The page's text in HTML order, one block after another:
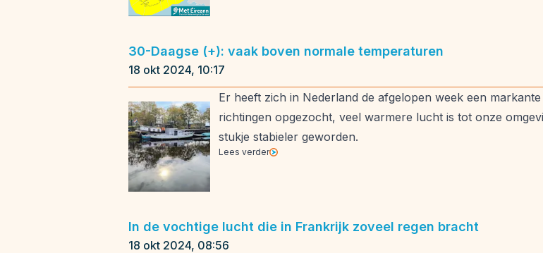
30-Daagse (+): vaak boven normale temperaturen
18 okt 2024, 10:17
Er heeft zich in Nederland de afgelopen week een
richtingen opgezocht, veel warmere lucht is tot onze
stukje stabieler geworden.
Lees verder
In de vochtige lucht die in Frankrijk zoveel regen bracht
18 okt 2024, 08:56